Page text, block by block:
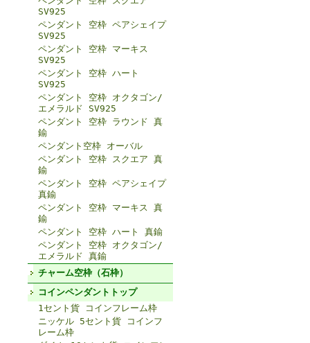
SV925
ペンダント 空枠 ペアシェイプ
SV925
ペンダント 空枠 マーキス
SV925
ペンダント 空枠 ハート
SV925
ペンダント 空枠 オクタゴン/
エメラルド SV925
ペンダント 空枠 ラウンド 真
鍮
ペンダント空枠 オーバル
ペンダント 空枠 スクエア 真
鍮
ペンダント 空枠 ペアシェイプ
真鍮
ペンダント 空枠 マーキス 真
鍮
ペンダント 空枠 ハート 真鍮
ペンダント 空枠 オクタゴン/
エメラルド 真鍮
チャーム空枠（石枠）
コインペンダントトップ
1セント貨 コインフレーム枠
ニッケル 5セント貨 コインフ
レーム枠